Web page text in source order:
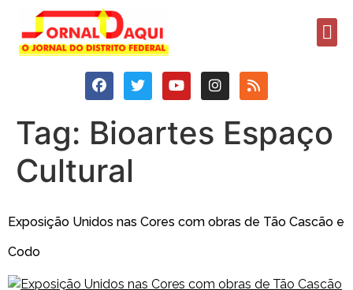
Tag: Bioartes Espaço
Cultural
Exposição Unidos nas Cores com obras de Tão Cascão e
Codo